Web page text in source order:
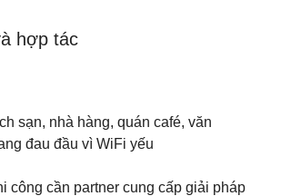
hợp tác
sạn, nhà hàng, quán café, văn
đau đầu vì WiFi yếu
công cần partner cung cấp giải pháp